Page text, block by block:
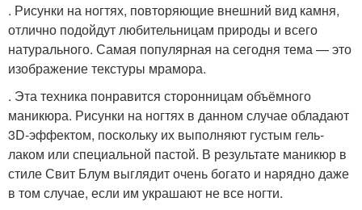
. Рисунки на ногтях, повторяющие внешний вид камня,
отлично подойдут любительницам природы и всего
натурального. Самая популярная на сегодня тема — это
изображение текстуры мрамора.
. Эта техника понравится сторонницам объёмного
маникюра. Рисунки на ногтях в данном случае обладают
3D-эффектом, поскольку их выполняют густым гель-
лаком или специальной пастой. В результате маникюр в
стиле Свит Блум выглядит очень богато и нарядно даже
в том случае, если им украшают не все ногти.